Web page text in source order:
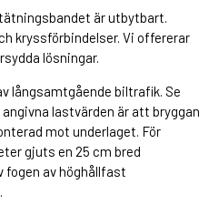
är utbytbart.
kryssförbindelser. Vi offererar
lösningar.
långsamtgående biltrafik. Se
lastvärden är att bryggan
mot underlaget. För
gjuts en 25 cm bred
fogen av höghållfast